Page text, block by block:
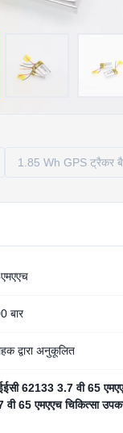
1.85 Wh GPS ट्रैकर
बार
द्वारा अनुकूलित
62133 3.7 वी 65
वी 65 एमएएच चिकित्सा